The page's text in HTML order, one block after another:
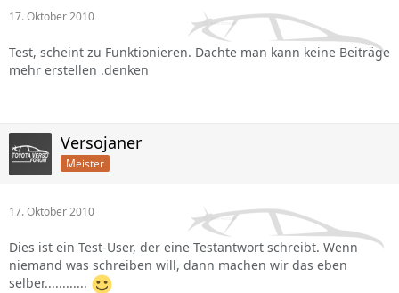
17. Oktober 2010
Test, scheint zu Funktionieren. Dachte man kann keine Beiträge
mehr erstellen .denken
Versojaner
Meister
17. Oktober 2010
Dies ist ein Test-User, der eine Testantwort schreibt. Wenn
niemand was schreiben will, dann machen wir das eben
selber............